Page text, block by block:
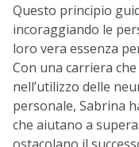
Questo principio
incoraggiando le
loro vera essenza
Con una carriera
nell’utilizzo delle
personale, Sabrina
che aiutano a
ostacolano il